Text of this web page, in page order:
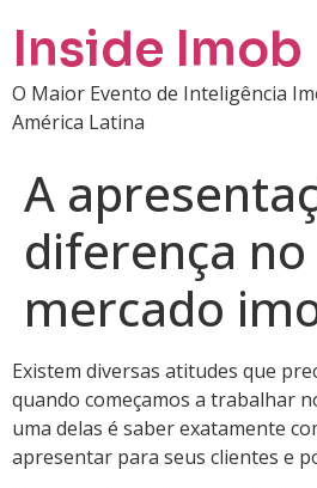
Inside Imob
O Maior Evento de Inteligência
América Latina
A
diferença no
mercado
Existem diversas atitudes que
quando começamos a trabalhar
uma delas é saber exatamente
apresentar para seus clientes e